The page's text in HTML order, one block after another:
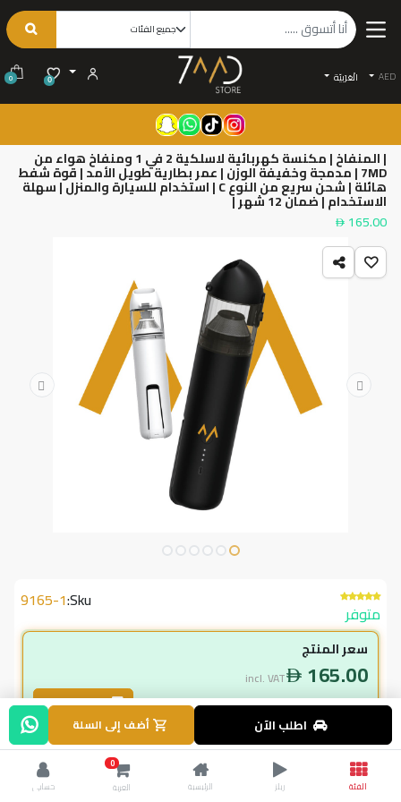
AED الْعَرَبيّة 0
0
| المنفاخ | مكنسة كهربائية لاسلكية 2 في 1 ومنفاخ هواء من
7MD | مدمجة وخفيفة الوزن | عمر بطارية طويل الأمد | قوة شفط
هائلة | شحن سريع من النوع C | استخدام للسيارة والمنزل | سهلة
الاستخدام | ضمان 12 شهر |
165.00
متوفر
Sku:
9165-1
سعر المنتج
165.00
incl. VAT
طلب بالجملة
لاعضاء ال vip
148.50
incl. VAT
اطلب الآن أضف إلى السلة
الفئة ريلز الرئيسية
0
العربة
حسابي